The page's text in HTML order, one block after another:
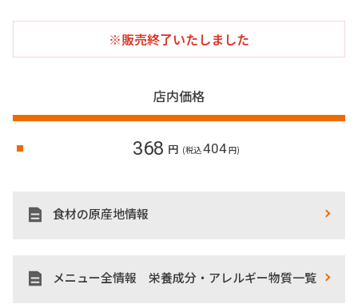
※販売終了いたしました
店内価格
368 円 (税込404円)
食材の原産地情報
メニュー全情報 栄養成分・アレルギー物質一覧